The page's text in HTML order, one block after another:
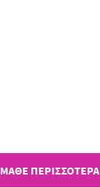
ΜΑΘΕ ΠΕΡΙΣΣΟΤΕΡΑ